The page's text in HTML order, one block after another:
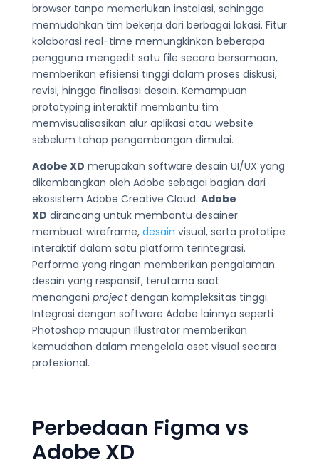
browser tanpa memerlukan instalasi, sehingga
memudahkan tim bekerja dari berbagai lokasi. Fitur
kolaborasi real-time memungkinkan beberapa
pengguna mengedit satu file secara bersamaan,
memberikan efisiensi tinggi dalam proses diskusi,
revisi, hingga finalisasi desain. Kemampuan
prototyping interaktif membantu tim
memvisualisasikan alur aplikasi atau website
sebelum tahap pengembangan dimulai.
Adobe XD merupakan software desain UI/UX yang
dikembangkan oleh Adobe sebagai bagian dari
ekosistem Adobe Creative Cloud. Adobe
XD dirancang untuk membantu desainer
membuat wireframe, desain visual, serta prototipe
interaktif dalam satu platform terintegrasi.
Performa yang ringan memberikan pengalaman
desain yang responsif, terutama saat
menangani project dengan kompleksitas tinggi.
Integrasi dengan software Adobe lainnya seperti
Photoshop maupun Illustrator memberikan
kemudahan dalam mengelola aset visual secara
profesional.
Perbedaan Figma vs
Adobe XD